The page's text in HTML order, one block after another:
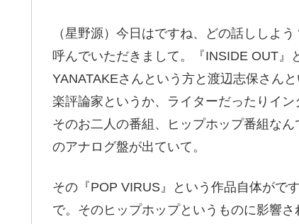
（星野源）今日はですね、どの話ししよ
呼んでいただきまして。『INSIDE OUT』
YANATAKEさんという方と渡辺志保さん
楽評論家というか、ライターだったりイ
そのお二人の番組、ヒップホップ番組な
のアナログ盤が出ていて。
その『POP VIRUS』という作品自体がで
で。そのヒップホップというものに影響